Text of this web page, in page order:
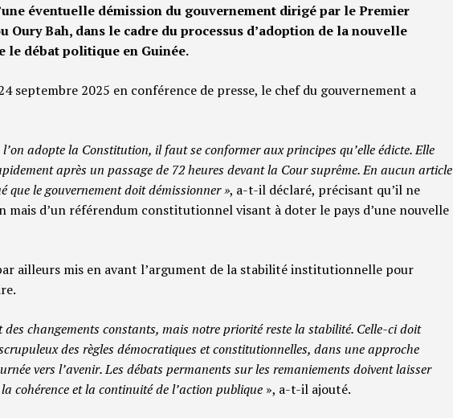
éventuelle démission du gouvernement dirigé par le Premier
Oury Bah, dans le cadre du processus d’adoption de la nouvelle
le débat politique en Guinée.
septembre 2025 en conférence de presse, le chef du gouvernement a
adopte la Constitution, il faut se conformer aux principes qu’elle édicte. Elle
après un passage de 72 heures devant la Cour suprême. En aucun article
que le gouvernement doit démissionner », a-t-il déclaré, précisant qu’il ne
mais d’un référendum constitutionnel visant à doter le pays d’une nouvelle
ailleurs mis en avant l’argument de la stabilité institutionnelle pour
changements constants, mais notre priorité reste la stabilité. Celle-ci doit
des règles démocratiques et constitutionnelles, dans une approche
vers l’avenir. Les débats permanents sur les remaniements doivent laisser
cohérence et la continuité de l’action publique », a-t-il ajouté.